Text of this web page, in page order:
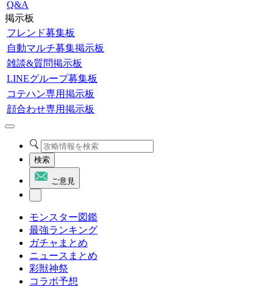
Q&A
掲示板
フレンド募集板
自動マルチ募集掲示板
雑談&質問掲示板
LINEグループ募集板
コテハン専用掲示板
顔合わせ専用掲示板
検索
ご意見
モンスター図鑑
最強ランキング
ガチャまとめ
ニュースまとめ
彩獣神祭
コラボ予想